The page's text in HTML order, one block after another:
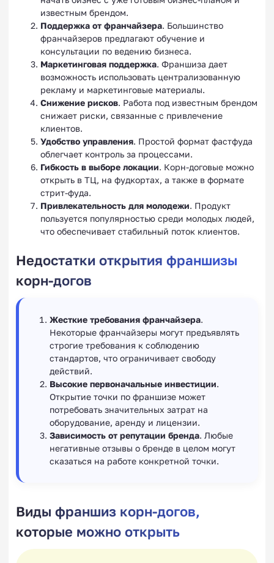
известным брендом.
Поддержка от франчайзера. Большинство
франчайзеров предлагают обучение и
консультации по ведению бизнеса.
Маркетинговая поддержка. Франшиза дает
возможность использовать централизованную
рекламу и маркетинговые материалы.
Снижение рисков. Работа под известным брендом
снижает риски, связанные с привлечение
клиентов.
Удобство управления. Простой формат фастфуда
облегчает контроль за процессами.
Гибкость в выборе локации. Корн-договые можно
открыть в ТЦ, на фудкортах, а также в формате
стрит-фуда.
Привлекательность для молодежи. Продукт
пользуется популярностью среди молодых людей,
что обеспечивает стабильный поток клиентов.
Недостатки открытия франшизы
корн-догов
Жесткие требования франчайзера.
Некоторые франчайзеры могут предъявлять
строгие требования к соблюдению
стандартов, что ограничивает свободу
действий.
Высокие первоначальные инвестиции.
Открытие точки по франшизе может
потребовать значительных затрат на
оборудование, аренду и лицензии.
Зависимость от репутации бренда. Любые
негативные отзывы о бренде в целом могут
сказаться на работе конкретной точки.
Виды франшиз корн-догов,
которые можно открыть